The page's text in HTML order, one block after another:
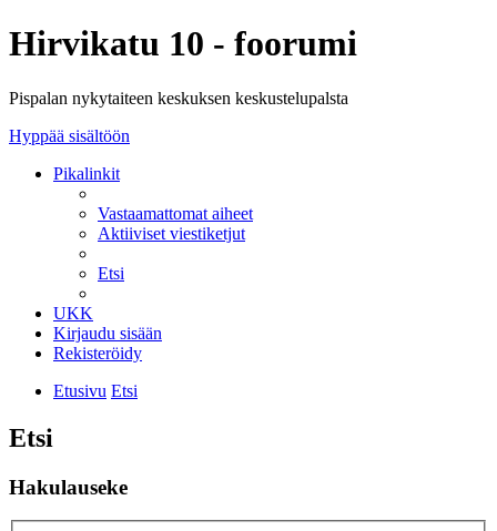
Hirvikatu 10 - foorumi
Pispalan nykytaiteen keskuksen keskustelupalsta
Hyppää sisältöön
Pikalinkit
Vastaamattomat aiheet
Aktiiviset viestiketjut
Etsi
UKK
Kirjaudu sisään
Rekisteröidy
Etusivu Etsi
Etsi
Hakulauseke